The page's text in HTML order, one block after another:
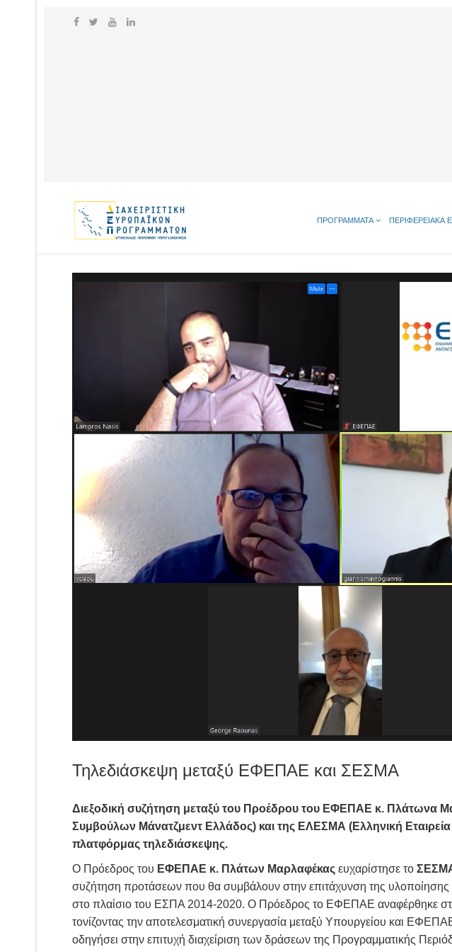
ΠΡΟΓΡΑΜΜΑΤΑ ΠΕΡΙΦΕΡΕΙΑΚΑ
Τηλεδιάσκεψη μεταξύ ΕΦΕΠΑΕ και ΣΕΣΜΑ
Διεξοδική συζήτηση μεταξύ του Προέδρου του ΕΦΕΠΑΕ κ.
Συμβούλων Μάνατζμεντ Ελλάδος) και της ΕΛΕΣΜΑ (Ελληνική
πλατφόρμας τηλεδιάσκεψης.
Ο Πρόεδρος του ΕΦΕΠΑΕ κ. Πλάτων Μαρλαφέκας ευχαρίστησε το
συζήτηση προτάσεων που θα συμβάλουν στην επιτάχυνση της
στο πλαίσιο του ΕΣΠΑ 2014-2020. Ο Πρόεδρος το ΕΦΕΠΑΕ αναφέρθηκε στο
τονίζοντας την αποτελεσματική συνεργασία μεταξύ Υπουργείου και
οδηγήσει στην επιτυχή διαχείριση των δράσεων της Προγραμματικής